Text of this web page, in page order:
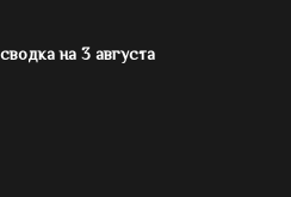
на 3 августа